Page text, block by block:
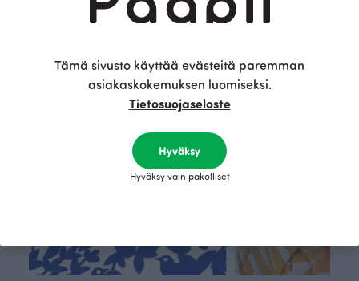
Tämä on Paapii
Tämä sivusto käyttää evästeitä paremman
asiakaskokemuksen luomiseksi.
Tietosuojaseloste
Hyväksy
Hyväksy vain pakolliset